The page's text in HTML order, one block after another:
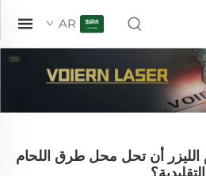
AR
الليزر أن تحل محل طرق اللحام
التقليدية؟